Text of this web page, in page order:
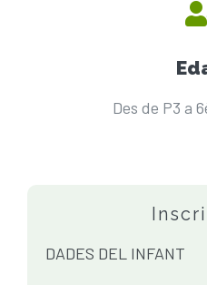
Des de P3 a
DADES DEL INFANT